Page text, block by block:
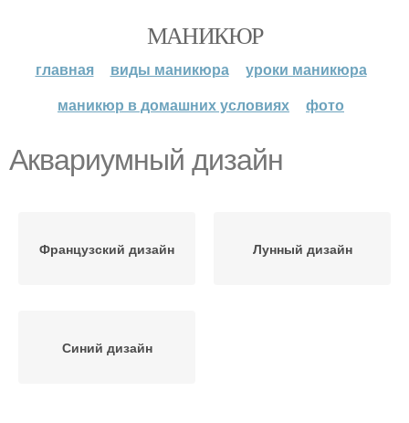
МАНИКЮР
главная виды маникюра
уроки маникюра
маникюр в домашних условиях
фото
Аквариумный дизайн
Французский дизайн Лунный дизайн
Синий дизайн